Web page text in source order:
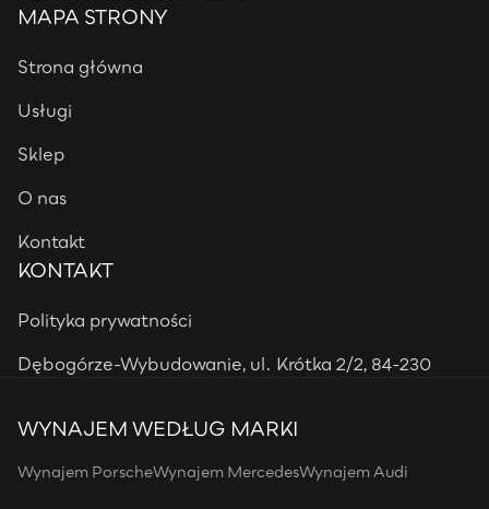
MAPA STRONY
Strona główna
Usługi
Sklep
O nas
Kontakt
KONTAKT
Polityka prywatności
Dębogórze-Wybudowanie, ul. Krótka 2/2, 84-230
WYNAJEM WEDŁUG MARKI
Wynajem PorscheWynajem MercedesWynajem Audi